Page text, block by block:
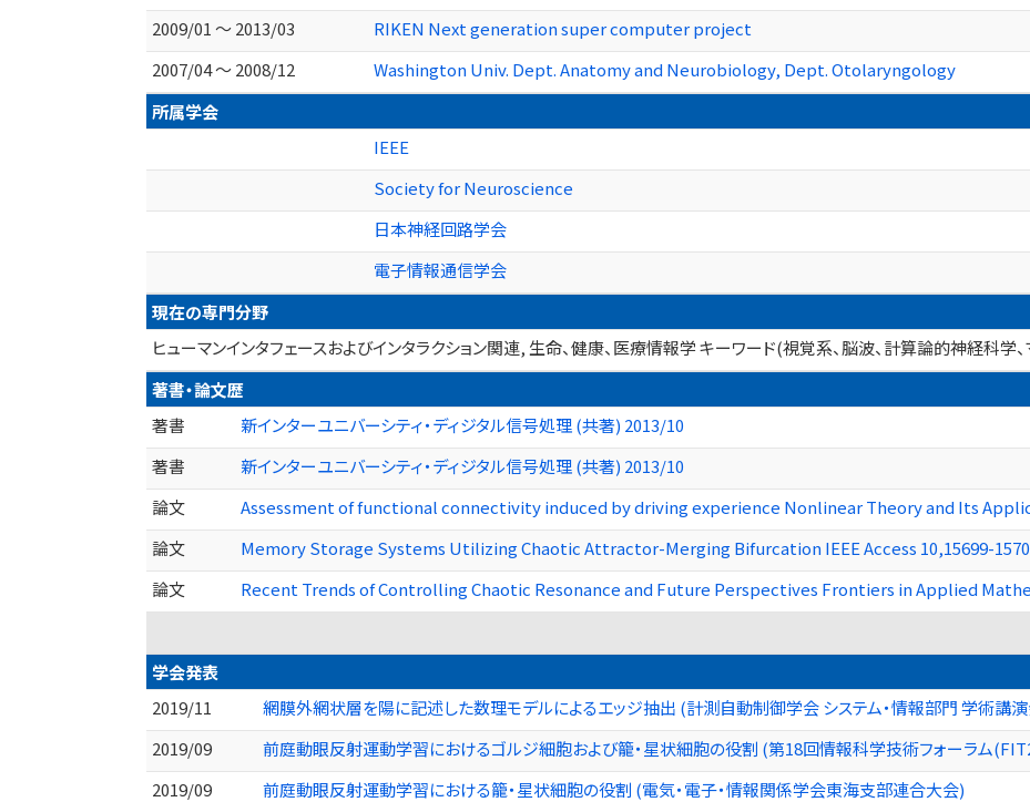
2009/01 ～ 2013/03
RIKEN Next generation super computer project
2007/04 ～ 2008/12
Washington Univ. Dept. Anatomy and Neurobiology, Dept. Otolaryngology
所属学会
IEEE
Society for Neuroscience
日本神経回路学会
電子情報通信学会
現在の専門分野
ヒューマンインタフェースおよびインタラクション関連, 生命、健康、医療情報学 キーワード(視覚系、脳波、計算論的神経科学
著書・論文歴
著書
新インターユニバーシティ・ディジタル信号処理 (共著) 2013/10
著書
新インターユニバーシティ・ディジタル信号処理 (共著) 2013/10
論文
Assessment of functional connectivity induced by driving experience Nonlinear Theory and Its
論文
Memory Storage Systems Utilizing Chaotic Attractor-Merging Bifurcation IEEE Access 10,15699-
論文
Recent Trends of Controlling Chaotic Resonance and Future Perspectives Frontiers in Applied
学会発表
2019/11
網膜外網状層を陽に記述した数理モデルによるエッジ抽出 (計測自動制御学会 システム・情報部門 学術講
2019/09
前庭動眼反射運動学習におけるゴルジ細胞および籠・星状細胞の役割 (第18回情報科学技術フォーラム
2019/09
前庭動眼反射運動学習における籠・星状細胞の役割 (電気・電子・情報関係学会東海支部連合大会)